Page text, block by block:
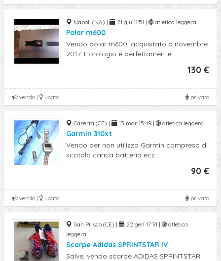
Napoli (NA) | 21 giu 11:51 | atletica leggera
Polar m600
Vendo polar m600, acquistato a novembre
2017. L'orologio è perfettamente ...
130 €
privato
vendo | usato
Caserta (CE) | 13 mar 15:49 | atletica leggera
Garmin 310xt
Vendo per non utilizzo Garmin compreso di
scatola carica batteria ecc
90 €
privato
vendo | usato
San Prisco (CE) | 22 gen 17:31 |
atletica
leggera
Scarpe Adidas SPRINTSTAR IV
Salve, vendo scarpe ADIDAS SPRINTSTAR